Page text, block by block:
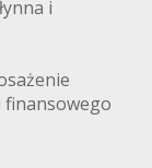
i
finansowego